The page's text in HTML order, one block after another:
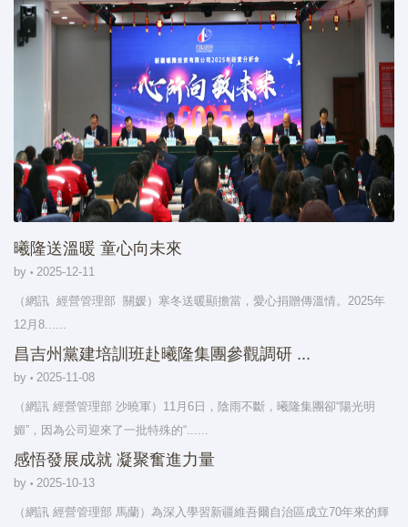
曦隆送溫暖 童心向未來
by 2025-12-11
（網訊 經營管理部 關媛）寒冬送暖顯擔當，愛心捐贈傳溫情。2025年
12月8......
昌吉州黨建培訓班赴曦隆集團參觀調研 ...
by 2025-11-08
（網訊 經營管理部 沙曉軍）11月6日，陰雨不斷，曦隆集團卻“陽光明
媚”，因為公司迎來了一批特殊的“......
感悟發展成就 凝聚奮進力量
by 2025-10-13
（網訊 經營管理部 馬蘭）為深入學習新疆維吾爾自治區成立70年來的輝